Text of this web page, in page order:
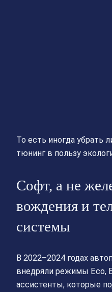
То есть иногда убрать
тюнинг в пользу
Софт, а не
вождения и
системы
В 2022–2024 годах
внедряли режимы Eco,
ассистенты, которые